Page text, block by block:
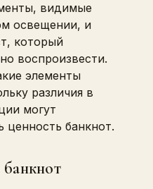
видимые
освещении, и
который
воспроизвести.
элементы
различия в
могут
банкнот.